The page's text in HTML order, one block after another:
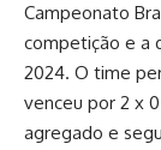
Campeonato
competição e a
2024. O time
venceu por 2 x
agregado e